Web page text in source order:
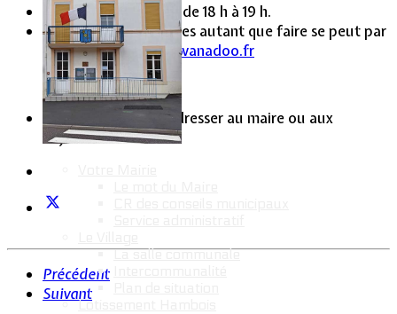
La salle communale
Lotissement Hambois
Vendredi : ouverture de 18 h à 19 h.
Emettez vos demandes autant que faire se peut par
mail :lommerange@wanadoo.fr
En cas d’urgence, s’adresser au maire ou aux
adjoints.
Précédent
Suivant